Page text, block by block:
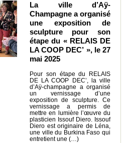
La ville d’Aÿ-
Champagne a organisé
une exposition de
sculpture pour son
étape du « RELAIS DE
LA COOP DEC’ », le 27
mai 2025
Pour son étape du RELAIS
DE LA COOP DEC’, la ville
d’Aÿ-champagne a organisé
un vernissage d’une
exposition de sculpture. Ce
vernissage a permis de
mettre en lumière l’œuvre du
plasticien Issouf Diero. Issouf
Diero est originaire de Léna,
une ville du Burkina Faso qui
entretient une (…)